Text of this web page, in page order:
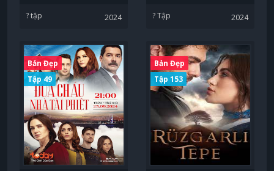
? tập 2024 ? Tập 2024
Bản Đẹp
Tập 49
Bản Đẹp
Tập 153